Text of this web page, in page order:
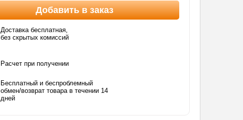
Добавить в заказ
Доставка бесплатная,
без скрытых комиссий
Расчет при получении
Бесплатный и беспроблемный
обмен/возврат товара в течении 14
дней